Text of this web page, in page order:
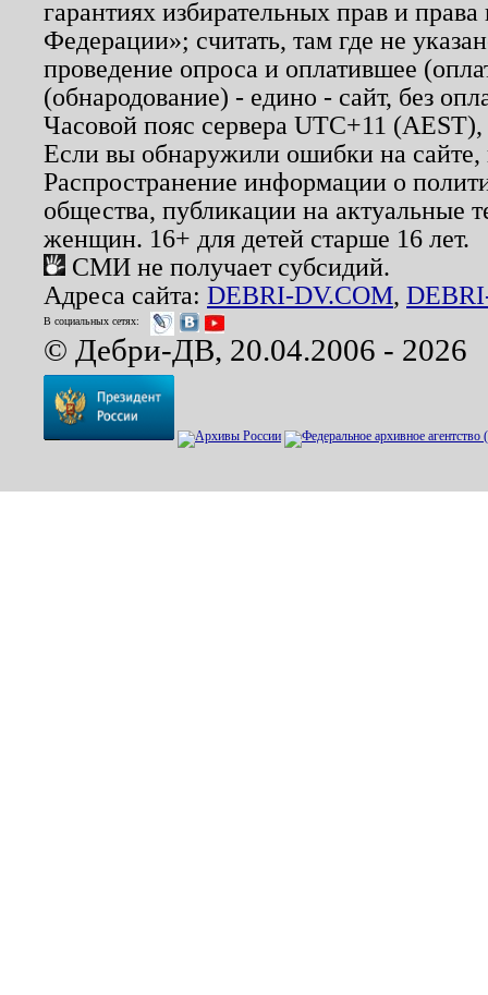
гарантиях избирательных прав и
Федерации»; считать, там где не
проведение опроса и оплатившее
(обнародование) - едино - сайт, без
Часовой пояс сервера UTC+11
Если вы обнаружили ошибки на
Распространение информации о
общества, публикации на актуальные
женщин. 16+ для детей старше 16 лет.
СМИ не получает субсидий.
Адреса сайта: DEBRI-DV.COM,
В социальных сетях:
© Дебри-ДВ, 20.04.2006 - 2026